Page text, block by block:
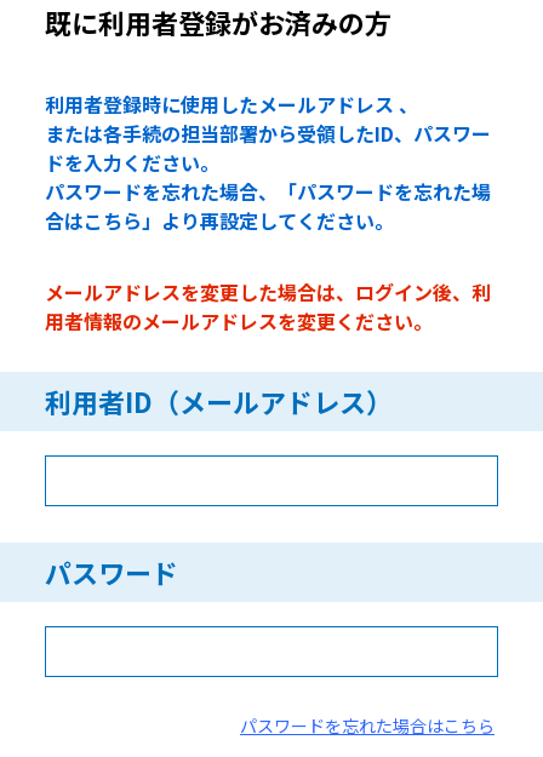
既に利用者登録がお済みの方
利用者登録時に使用したメールアドレス 、
または各手続の担当部署から受領したID、パスワー
ドを入力ください。
パスワードを忘れた場合、「パスワードを忘れた場
合はこちら」より再設定してください。
メールアドレスを変更した場合は、ログイン後、利
用者情報のメールアドレスを変更ください。
利用者ID（メールアドレス）
パスワード
パスワードを忘れた場合はこちら